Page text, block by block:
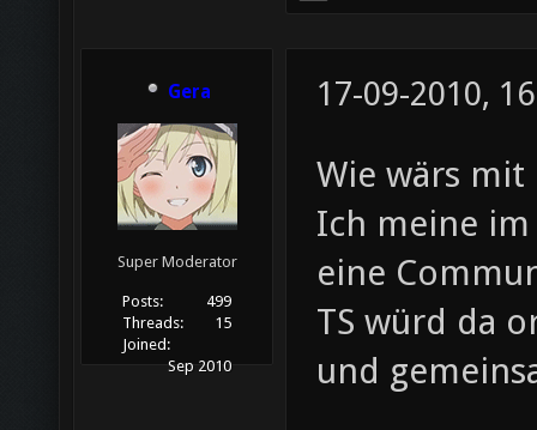
Gera
Super Moderator
Posts:
499
Threads:
15
Joined:
Sep 2010
17-09-2010,
Wie wärs mit
Ich meine im
eine
TS würd da
und